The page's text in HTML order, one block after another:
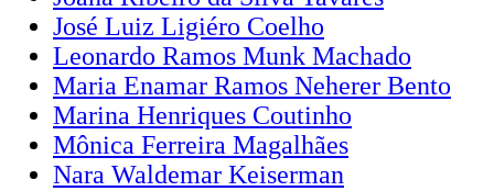
José Luiz Ligiéro Coelho
Leonardo Ramos Munk Machado
Maria Enamar Ramos Neherer Bento
Marina Henriques Coutinho
Mônica Ferreira Magalhães
Nara Waldemar Keiserman